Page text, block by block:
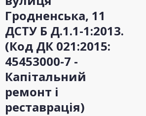
Гродненська, 11
ДСТУ Б Д.1.1-1:2013.
(Код ДК 021:2015:
45453000-7 -
Капітальний
ремонт і
реставрація)